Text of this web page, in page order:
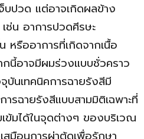
บปวด แต่อาจเกิดผลข้าง
ช่น อาการปวดศีรษะ
รืออาการที่เกิดจากเนื้อ
นี้อาจมีผมร่วงแบบชั่วคราว
บันเทคนิคการฉายรังสีมี
รฉายรังสีแบบสามมิติเฉพาะที่
ข้มได้ในจุดต่างๆ ของบริเวณ